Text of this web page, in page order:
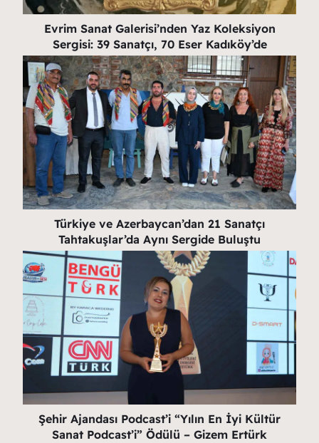
Evrim Sanat Galerisi’nden Yaz Koleksiyon
Sergisi: 39 Sanatçı, 70 Eser Kadıköy’de
Türkiye ve Azerbaycan’dan 21 Sanatçı
Tahtakuşlar’da Aynı Sergide Buluştu
Şehir Ajandası Podcast’i “Yılın En İyi Kültür
Sanat Podcast’i” Ödülü – Gizem Ertürk